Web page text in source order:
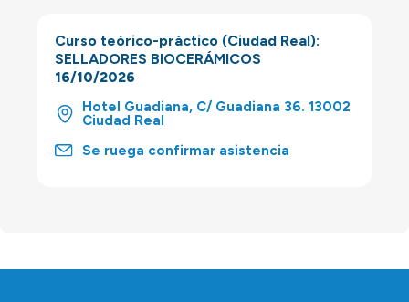
Curso teórico-práctico (Ciudad Real):
SELLADORES BIOCERÁMICOS
16/10/2026
Hotel Guadiana, C/ Guadiana 36. 13002
Ciudad Real
Se ruega confirmar asistencia